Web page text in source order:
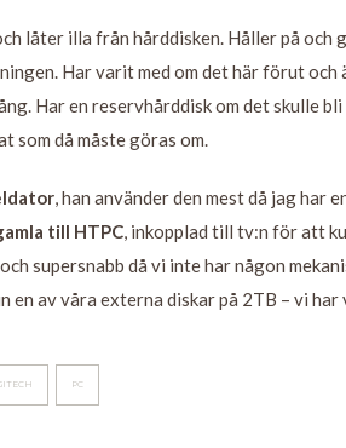
låter illa från hårddisken. Håller på och
Har varit med om det här förut och
Har en reservhårddisk om det skulle
som då måste göras om.
, han använder den mest då jag har
till HTPC, inkopplad till tv:n för att
supersnabb då vi inte har någon
en av våra externa diskar på 2TB – vi
PC